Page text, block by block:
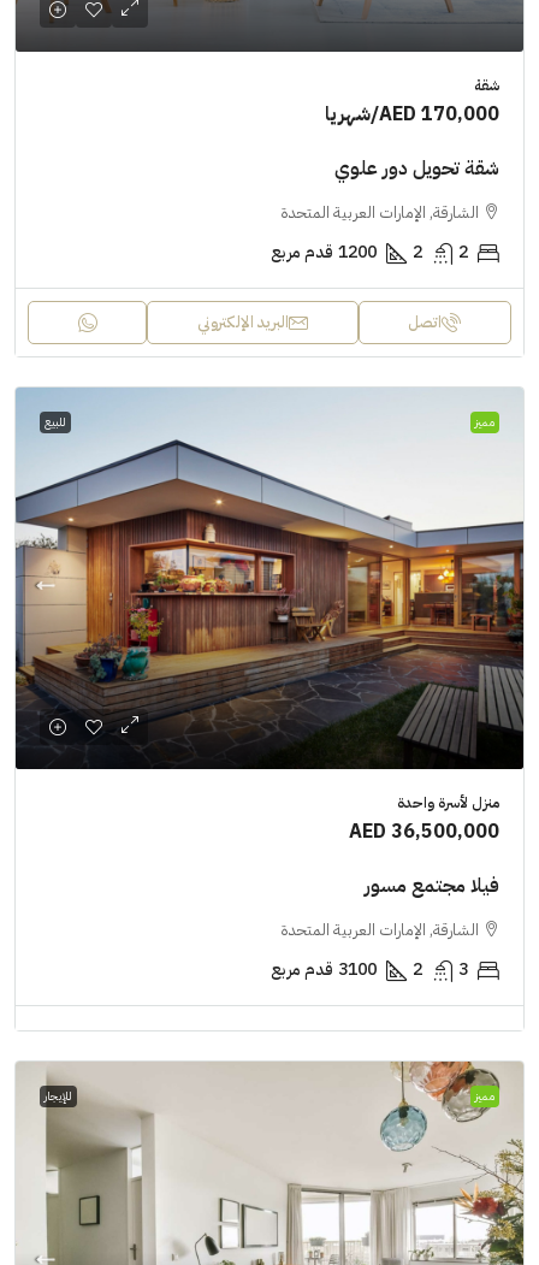
شقة
AED 170,000/شهريا
شقة تحويل دور علوي
الشارقة, الإمارات العربية المتحدة
2
2
1200 قدم مربع
اتصل البريد الإلكتروني
مميز للبيع
منزل لأسرة واحدة
AED 36,500,000
فيلا مجتمع مسور
الشارقة, الإمارات العربية المتحدة
3
2
3100 قدم مربع
مميز للإيجار